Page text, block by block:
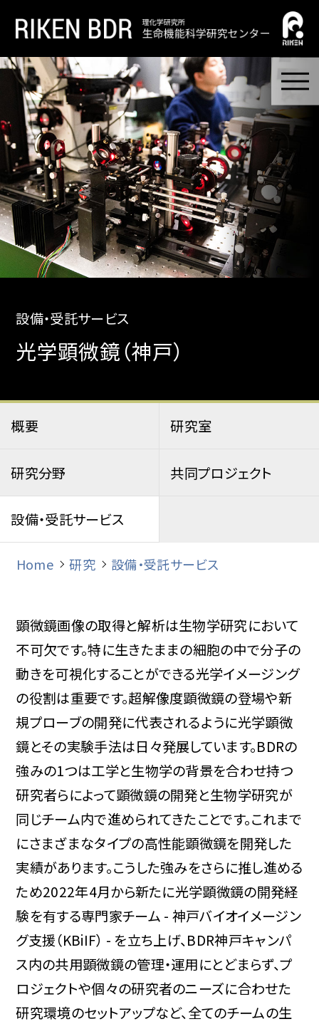
設備・受託サービス
光学顕微鏡（神戸）
概要 研究室
研究分野 共同プロジェクト
設備・受託サービス
Home 研究 設備・受託サービス
顕微鏡画像の取得と解析は生物学研究において
不可欠です。特に生きたままの細胞の中で分子の
動きを可視化することができる光学イメージング
の役割は重要です。超解像度顕微鏡の登場や新
規プローブの開発に代表されるように光学顕微
鏡とその実験手法は日々発展しています。BDRの
強みの1つは工学と生物学の背景を合わせ持つ
研究者らによって顕微鏡の開発と生物学研究が
同じチーム内で進められてきたことです。これまで
にさまざまなタイプの高性能顕微鏡を開発した
実績があります。こうした強みをさらに推し進める
ため2022年4月から新たに光学顕微鏡の開発経
験を有する専門家チーム - 神戸バイオイメージン
グ支援（KBiIF） - を立ち上げ、BDR神戸キャンパ
ス内の共用顕微鏡の管理・運用にとどまらず、プ
ロジェクトや個々の研究者のニーズに合わせた
研究環境のセットアップなど、全てのチームの生